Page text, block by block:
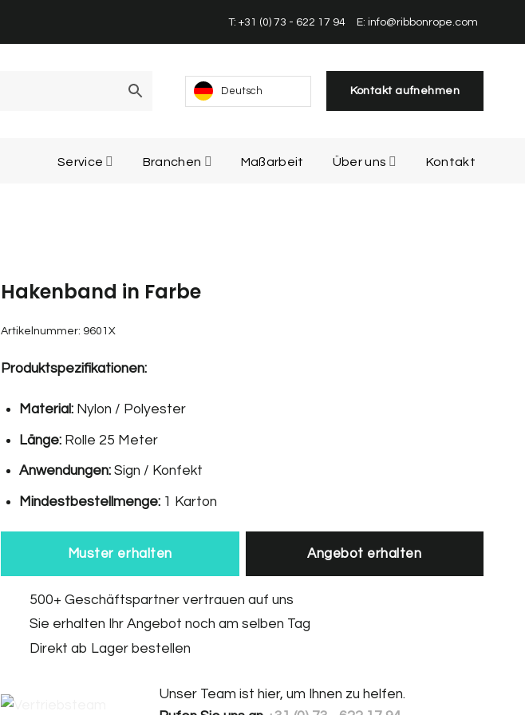
T: +31 (0) 73 - 622 17 94 E: info@ribbonrope.com
Deutsch Kontakt aufnehmen
Service Branchen Maßarbeit Über uns Kontakt
Hakenband in Farbe
Artikelnummer: 9601X
Produktspezifikationen:
Material:Nylon / Polyester
Länge:Rolle 25 Meter
Anwendungen:Sign / Konfekt
Mindestbestellmenge: 1 Karton
Muster erhalten Angebot erhalten
500+ Geschäftspartner vertrauen auf uns
Sie erhalten Ihr Angebot noch am selben Tag
Direkt ab Lager bestellen
Unser Team ist hier, um Ihnen zu helfen.